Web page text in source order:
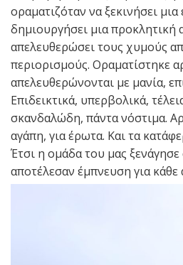
οραματιζόταν να ξεκινήσει
δημιουργήσει μια προκλητική
απελευθερώσει τους χυμούς
περιορισμούς. Οραματίστηκε
απελευθερώνονται με μανία,
Επιδεικτικά, υπερβολικά,
σκανδαλώδη, πάντα νόστιμα.
αγάπη, για έρωτα. Και τα
Έτσι η ομάδα του μας
αποτέλεσαν έμπνευση για